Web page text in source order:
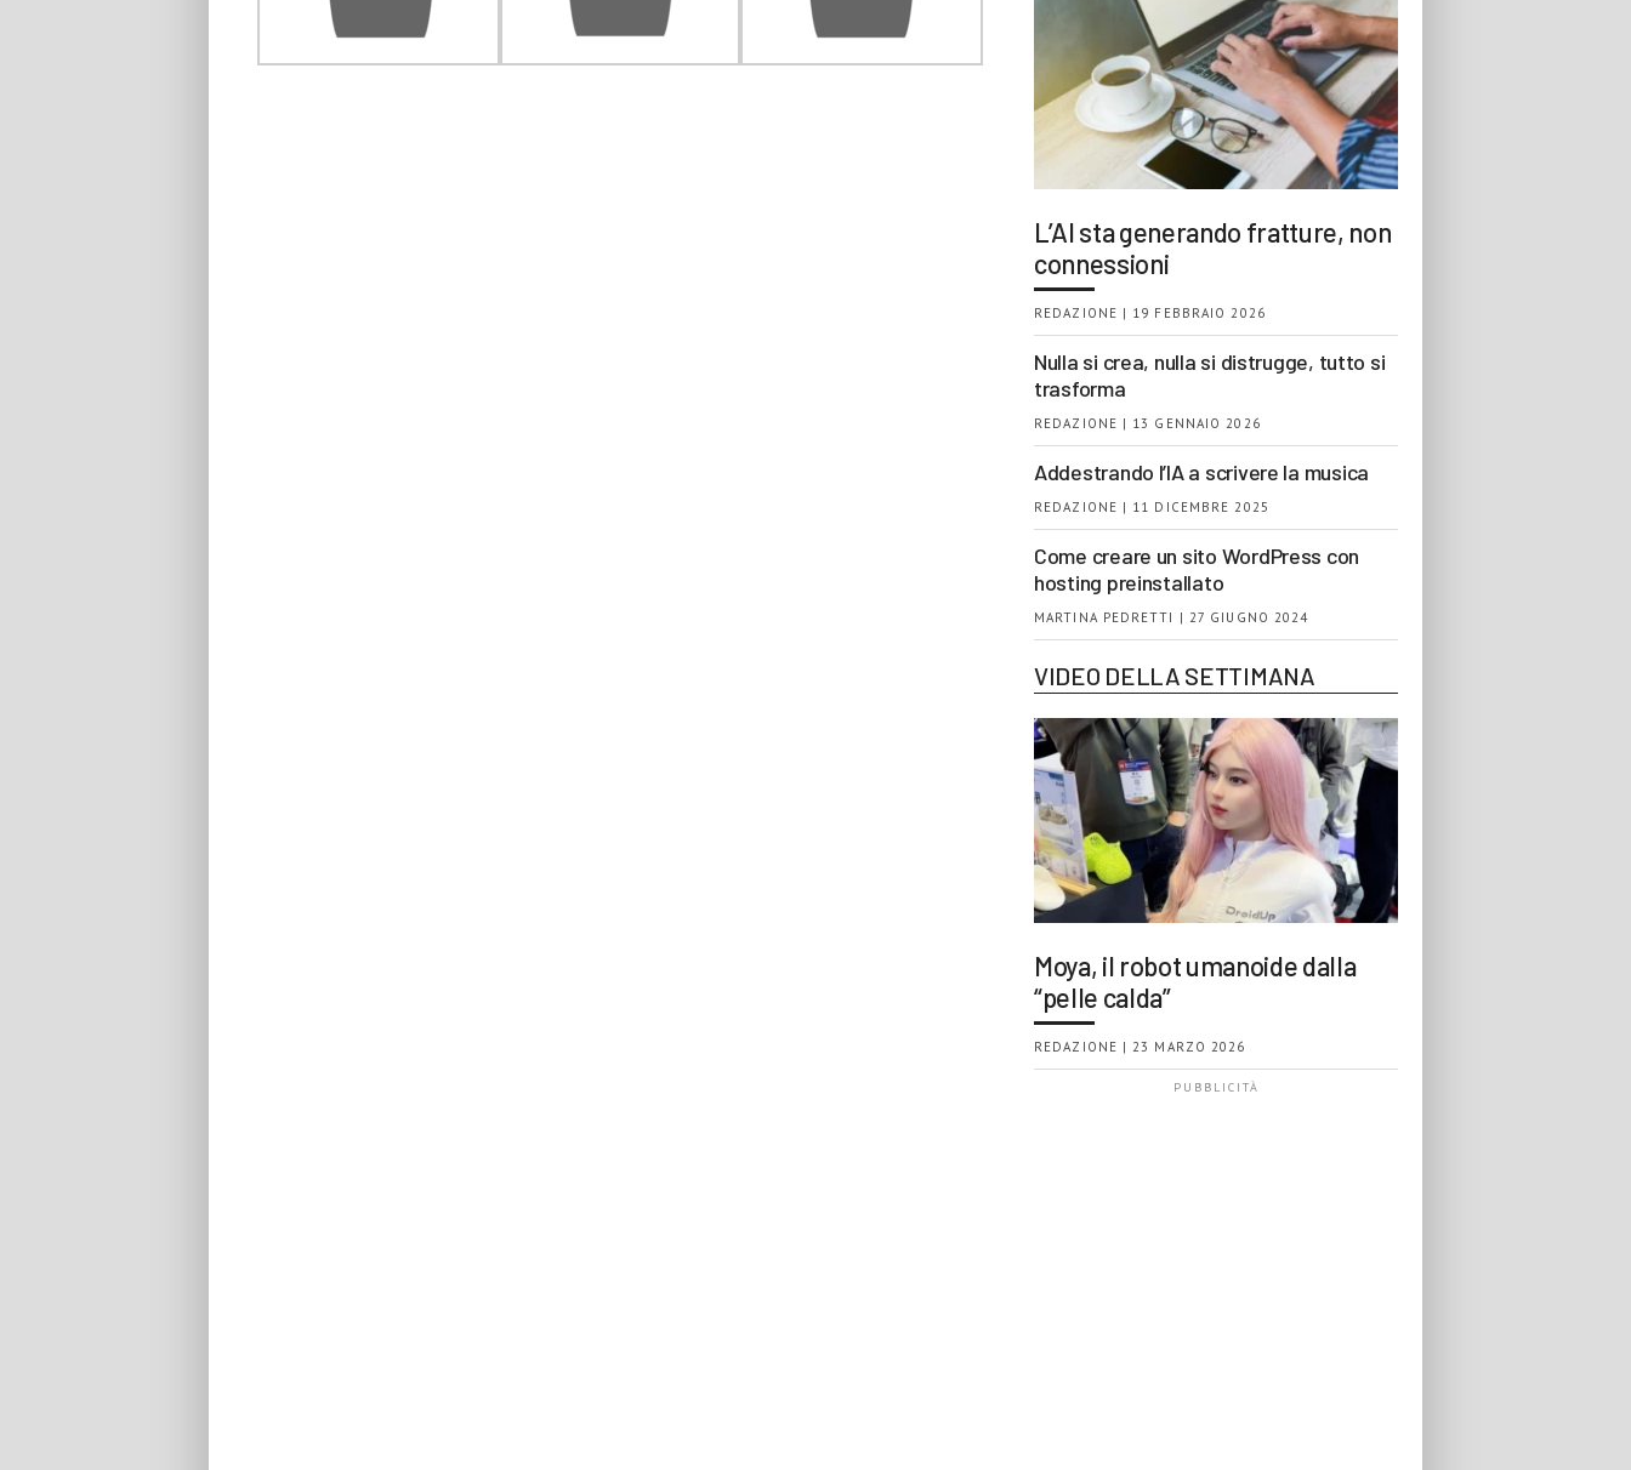
L’AI sta generando fratture, non
connessioni
REDAZIONE | 19 FEBBRAIO 2026
Nulla si crea, nulla si distrugge, tutto si
trasforma
REDAZIONE | 13 GENNAIO 2026
Addestrando l’IA a scrivere la musica
REDAZIONE | 11 DICEMBRE 2025
Come creare un sito WordPress con
hosting preinstallato
MARTINA PEDRETTI | 27 GIUGNO 2024
VIDEO DELLA SETTIMANA
Moya, il robot umanoide dalla
“pelle calda”
REDAZIONE | 23 MARZO 2026